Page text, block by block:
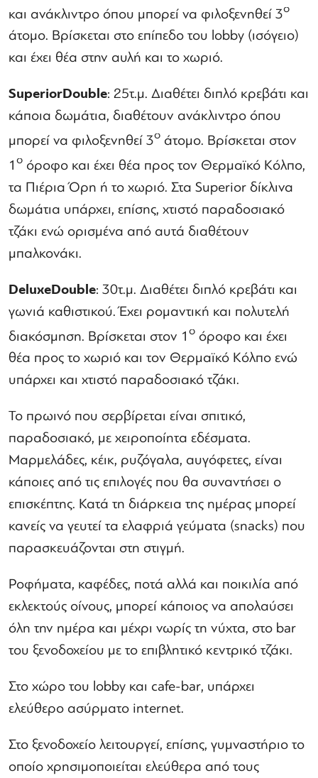
και ανάκλιντρο όπου μπορεί να φιλοξενηθεί 3ο
άτομο. Βρίσκεται στο επίπεδο του lobby (ισόγειο)
και έχει θέα στην αυλή και το χωριό.
SuperiorDouble: 25τ.μ. Διαθέτει διπλό κρεβάτι και
κάποια δωμάτια, διαθέτουν ανάκλιντρο όπου
μπορεί να φιλοξενηθεί 3ο άτομο. Βρίσκεται στον
1ο όροφο και έχει θέα προς τον Θερμαϊκό Κόλπο,
τα Πιέρια Όρη ή το χωριό. Στα Superior δίκλινα
δωμάτια υπάρχει, επίσης, χτιστό παραδοσιακό
τζάκι ενώ ορισμένα από αυτά διαθέτουν
μπαλκονάκι.
DeluxeDouble: 30τ.μ. Διαθέτει διπλό κρεβάτι και
γωνιά καθιστικού. Έχει ρομαντική και πολυτελή
διακόσμηση. Βρίσκεται στον 1ο όροφο και έχει
θέα προς το χωριό και τον Θερμαϊκό Κόλπο ενώ
υπάρχει και χτιστό παραδοσιακό τζάκι.
Το πρωινό που σερβίρεται είναι σπιτικό,
παραδοσιακό, με χειροποίητα εδέσματα.
Μαρμελάδες, κέικ, ρυζόγαλα, αυγόφετες, είναι
κάποιες από τις επιλογές που θα συναντήσει ο
επισκέπτης. Κατά τη διάρκεια της ημέρας μπορεί
κανείς να γευτεί τα ελαφριά γεύματα (snacks) που
παρασκευάζονται στη στιγμή.
Ροφήματα, καφέδες, ποτά αλλά και ποικιλία από
εκλεκτούς οίνους, μπορεί κάποιος να απολαύσει
όλη την ημέρα και μέχρι νωρίς τη νύχτα, στο bar
του ξενοδοχείου με το επιβλητικό κεντρικό τζάκι.
Στο χώρο του lobby και cafe-bar, υπάρχει
ελεύθερο ασύρματο internet.
Στο ξενοδοχείο λειτουργεί, επίσης, γυμναστήριο το
οποίο χρησιμοποιείται ελεύθερα από τους